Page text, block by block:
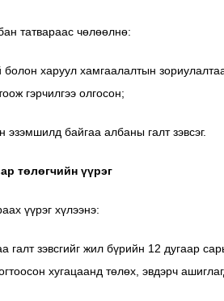
татвараас чөлөөлнө:
харуул хамгаалалтын
гэрчилгээ олгосон;
эзэмшилд байгаа албаны галт зэвсэг.
төлөгчийн үүрэг
үүрэг хүлээнэ:
галт зэвсгийг жил бүрийн 12 дугаар
хугацаанд төлөх, эвдэрч